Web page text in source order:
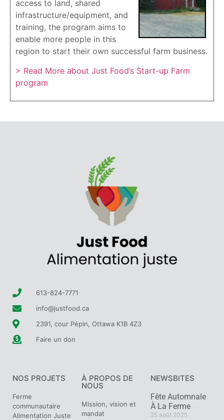
access to land, shared
infrastructure/equipment, and
training, the program aims to
enable more people in this
region to start their own successful farm business.
> Read More about Just Food’s Start-up Farm
program
613-824-7771
info@justfood.ca
2391, cour Pépin, Ottawa K1B 4Z3
Faire un don
NOS PROJETS
Ferme
communautaire
Alimentation Juste
À PROPOS DE
NOUS
Mission, vision et
mandat
NEWSBITES
Fête Automnale
À La Ferme
25 août 2025